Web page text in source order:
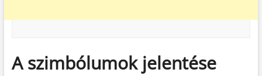
A szimbólumok jelentése